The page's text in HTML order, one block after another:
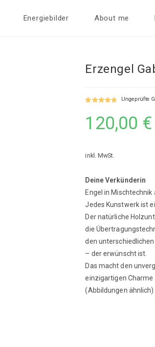
Energiebilder About me
Erzengel
5.00 von 5,
basierend
ertung
Ungeprüfte
120,00 €
inkl. MwSt.
Deine Verkünderin
Engel in Mischtechnik
Jedes Kunstwerk ist
Der natürliche
die
den
­– der erwünscht ist.
Das macht den
einzigartigen Charme
(Abbildungen ähnlich)